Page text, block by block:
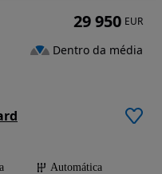
Automática
29 950 EUR
Dentro da média